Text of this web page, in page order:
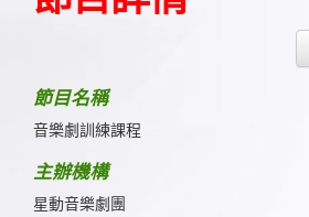
節目名稱
音樂劇訓練課程
主辦機構
星動音樂劇團